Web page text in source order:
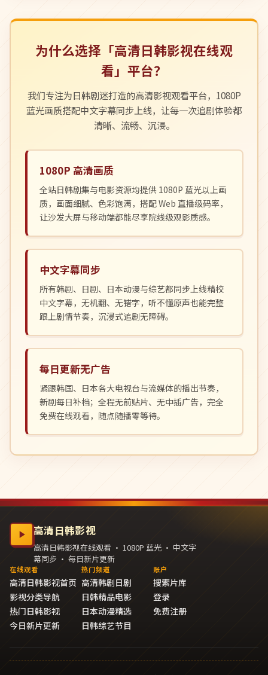
为什么选择「高清日韩影视在线观
看」平台？
我们专注为日韩剧迷打造的高清影视观看平台，1080P
蓝光画质搭配中文字幕同步上线，让每一次追剧体验都
清晰、流畅、沉浸。
1080P 高清画质
全站日韩剧集与电影资源均提供 1080P 蓝光以上画
质，画面细腻、色彩饱满，搭配 Web 直播级码率，
让沙发大屏与移动端都能尽享院线级观影质感。
中文字幕同步
所有韩剧、日剧、日本动漫与综艺都同步上线精校
中文字幕，无机翻、无错字，听不懂原声也能完整
跟上剧情节奏，沉浸式追剧无障碍。
每日更新无广告
紧跟韩国、日本各大电视台与流媒体的播出节奏，
新剧每日补档；全程无前贴片、无中插广告，完全
免费在线观看，随点随播零等待。
高清日韩影视
高清日韩影视在线观看 · 1080P 蓝光 · 中文字
幕同步 · 每日新片更新
在线观看
高清日韩影视首页
影视分类导航
热门日韩影视
今日新片更新
热门频道
高清韩剧日剧
日韩精品电影
日本动漫精选
日韩综艺节目
账户
搜索片库
登录
免费注册